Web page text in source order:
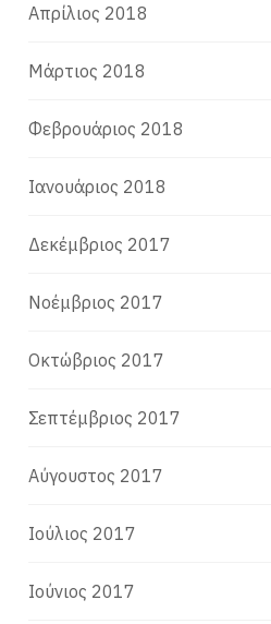
Απρίλιος 2018
Μάρτιος 2018
Φεβρουάριος 2018
Ιανουάριος 2018
Δεκέμβριος 2017
Νοέμβριος 2017
Οκτώβριος 2017
Σεπτέμβριος 2017
Αύγουστος 2017
Ιούλιος 2017
Ιούνιος 2017